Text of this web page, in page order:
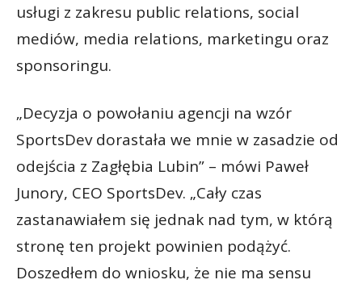
usługi z zakresu public relations, social
mediów, media relations, marketingu oraz
sponsoringu.
„Decyzja o powołaniu agencji na wzór
SportsDev dorastała we mnie w zasadzie od
odejścia z Zagłębia Lubin” – mówi Paweł
Junory, CEO SportsDev. „Cały czas
zastanawiałem się jednak nad tym, w którą
stronę ten projekt powinien podążyć.
Doszedłem do wniosku, że nie ma sensu